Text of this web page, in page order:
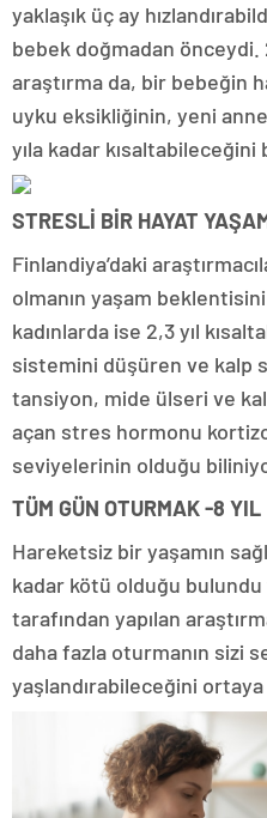
yaklaşık üç ay
bebek doğmadan önceydi.
araştırma da, bir bebeğin
uyku eksikliğinin, yeni
yıla kadar kısaltabileceğini
STRESLİ BİR HAYAT
Finlandiya’daki
olmanın yaşam
kadınlarda ise 2,3 yıl
sistemini düşüren ve kalp
tansiyon, mide ülseri ve
açan stres hormonu
seviyelerinin olduğu
TÜM GÜN OTURMAK -8 YIL
Hareketsiz bir yaşamın
kadar kötü olduğu
tarafından yapılan
daha fazla oturmanın sizi
yaşlandırabileceğini ortaya